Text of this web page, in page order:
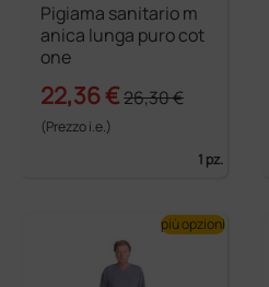
Pigiama sanitario m
anica lunga puro cot
one
22,36 €26,30 €
(Prezzo i.e.)
1 pz.
più opzioni